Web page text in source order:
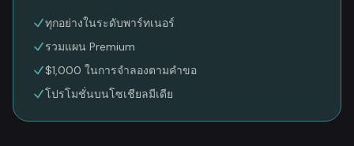
ทุกอย่างในระดับพาร์ทเนอร์
รวมแผน Premium
$1,000 ในการจำลองตามคำขอ
โปรโมชั่นบนโซเชียลมีเดีย